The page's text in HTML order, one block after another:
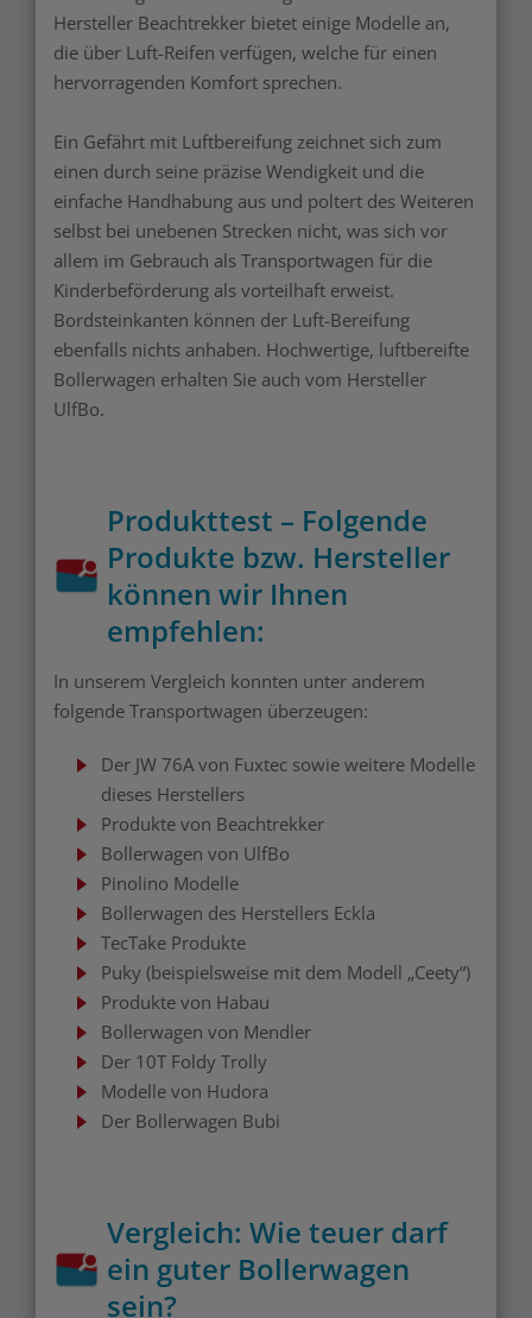
Hersteller Beachtrekker bietet einige Modelle an,
die über Luft-Reifen verfügen, welche für einen
hervorragenden Komfort sprechen.
Ein Gefährt mit Luftbereifung zeichnet sich zum
einen durch seine präzise Wendigkeit und die
einfache Handhabung aus und poltert des Weiteren
selbst bei unebenen Strecken nicht, was sich vor
allem im Gebrauch als Transportwagen für die
Kinderbeförderung als vorteilhaft erweist.
Bordsteinkanten können der Luft-Bereifung
ebenfalls nichts anhaben. Hochwertige, luftbereifte
Bollerwagen erhalten Sie auch vom Hersteller
UlfBo.
Produkttest – Folgende
Produkte bzw. Hersteller
können wir Ihnen
empfehlen:
In unserem Vergleich konnten unter anderem
folgende Transportwagen überzeugen:
Der JW 76A von Fuxtec sowie weitere Modelle
dieses Herstellers
Produkte von Beachtrekker
Bollerwagen von UlfBo
Pinolino Modelle
Bollerwagen des Herstellers Eckla
TecTake Produkte
Puky (beispielsweise mit dem Modell „Ceety“)
Produkte von Habau
Bollerwagen von Mendler
Der 10T Foldy Trolly
Modelle von Hudora
Der Bollerwagen Bubi
Vergleich: Wie teuer darf
ein guter Bollerwagen
sein?